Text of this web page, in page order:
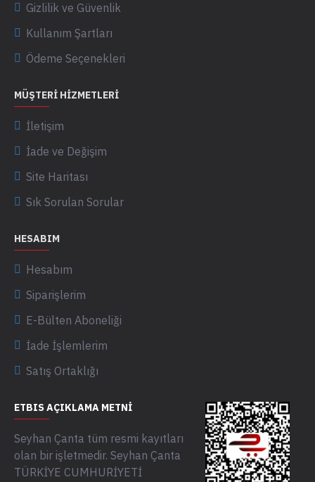
Gizlilik ve Güvenlik
Kullanım Şartları
Ödeme Seçenekleri
MÜŞTERI HIZMETLERI
İletişim
İade ve Değişim
Site Haritası
Sık Sorulan Sorular
HESABIM
Hesabım
Siparişlerim
E-Bülten Aboneliği
İade İşlemlerim
Satış Ortaklığı
ETBIS AÇIKLAMA METNI
Seyhan Çanta tüm resmi kayıtları
olan bir işletmedir. Seyhan Çanta
TÜRKİYE CUMHURİYETİ